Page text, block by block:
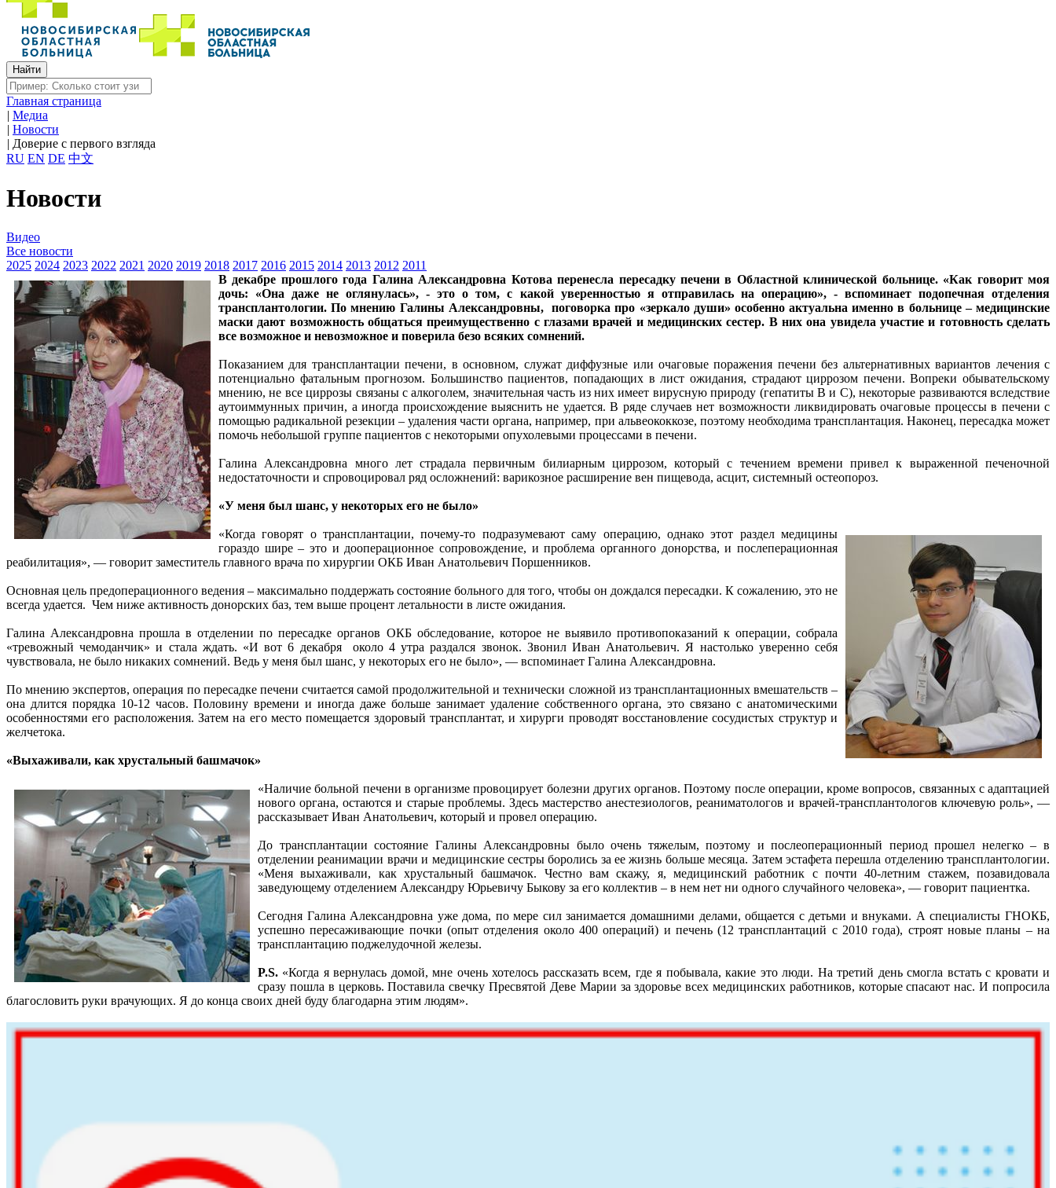
Главная страница
| Медиа
| Новости
| Доверие с первого взгляда
RU EN DE 中文
Новости
Видео
Все новости
2025 2024 2023 2022 2021 2020 2019 2018 2017 2016 2015 2014 2013 2012 2011
В декабре прошлого года Галина Александровна Котова перенесла пересадку печени в Областной клинической больнице. «Как говорит моя
дочь: «Она даже не оглянулась», - это о том, с какой уверенностью я отправилась на операцию», - вспоминает подопечная отделения
трансплантологии. По мнению Галины Александровны, поговорка про «зеркало души» особенно актуальна именно в больнице – медицинские
маски дают возможность общаться преимущественно с глазами врачей и медицинских сестер. В них она увидела участие и готовность сделать
все возможное и невозможное и поверила безо всяких сомнений.
Показанием для трансплантации печени, в основном, служат диффузные или очаговые поражения печени без альтернативных вариантов лечения с
потенциально фатальным прогнозом. Большинство пациентов, попадающих в лист ожидания, страдают циррозом печени. Вопреки обывательскому
мнению, не все циррозы связаны с алкоголем, значительная часть из них имеет вирусную природу (гепатиты В и С), некоторые развиваются вследствие
аутоиммунных причин, а иногда происхождение выяснить не удается. В ряде случаев нет возможности ликвидировать очаговые процессы в печени с
помощью радикальной резекции – удаления части органа, например, при альвеококкозе, поэтому необходима трансплантация. Наконец, пересадка может
помочь небольшой группе пациентов с некоторыми опухолевыми процессами в печени.
Галина Александровна много лет страдала первичным билиарным циррозом, который с течением времени привел к выраженной печеночной
недостаточности и спровоцировал ряд осложнений: варикозное расширение вен пищевода, асцит, системный остеопороз.
«У меня был шанс, у некоторых его не было»
«Когда говорят о трансплантации,почему-то подразумевают саму операцию, однако этот раздел медицины
гораздо шире – это и дооперационное сопровождение, и проблема органного донорства, и послеперационная
реабилитация», — говорит заместитель главного врача по хирургии ОКБ Иван Анатольевич Поршенников.
Основная цель предоперационного ведения – максимально поддержать состояние больного для того, чтобы он дождался пересадки. К сожалению, это не
всегда удается. Чем ниже активность донорских баз, тем выше процент летальности в листе ожидания.
Галина Александровна прошла в отделении по пересадке органов ОКБ обследование, которое не выявило противопоказаний к операции, собрала
«тревожный чемоданчик» и стала ждать. «И вот 6 декабря около 4 утра раздался звонок. Звонил Иван Анатольевич. Я настолько уверенно себя
чувствовала, не было никаких сомнений. Ведь у меня был шанс, у некоторых его не было», — вспоминает Галина Александровна.
По мнению экспертов, операция по пересадке печени считается самой продолжительной и технически сложной из трансплантационных вмешательств –
она длится порядка 10-12 часов. Половину времени и иногда даже больше занимает удаление собственного органа, это связано с анатомическими
особенностями его расположения. Затем на его место помещается здоровый трансплантат, и хирурги проводят восстановление сосудистых структур и
желчетока.
«Выхаживали, как хрустальный башмачок»
«Наличиебольной печени в организме провоцирует болезни других органов. Поэтому после операции, кроме вопросов, связанных с адаптацией
нового органа, остаются и старые проблемы. Здесь мастерство анестезиологов, реаниматологов и врачей-трансплантологов ключевую роль», —
рассказывает Иван Анатольевич, который и провел операцию.
До трансплантации состояние Галины Александровны было очень тяжелым, поэтому и послеоперационный период прошел нелегко – в
отделении реанимации врачи и медицинские сестры боролись за ее жизнь больше месяца. Затем эстафета перешла отделению трансплантологии.
«Меня выхаживали, как хрустальный башмачок. Честно вам скажу, я, медицинский работник с почти 40-летним стажем, позавидовала
заведующему отделением Александру Юрьевичу Быкову за его коллектив – в нем нет ни одного случайного человека», — говорит пациентка.
Сегодня Галина Александровна уже дома, по мере сил занимается домашними делами, общается с детьми и внуками. А специалисты ГНОКБ,
успешно пересаживающие почки (опыт отделения около 400 операций) и печень (12 трансплантаций с 2010 года), строят новые планы – на
трансплантацию поджелудочной железы.
P.S. «Когда я вернулась домой, мне очень хотелось рассказать всем, где я побывала, какие это люди. На третий день смогла встать с кровати и
сразу пошла в церковь. Поставила свечку Пресвятой Деве Марии за здоровье всех медицинских работников, которые спасают нас. И попросила
благословить руки врачующих. Я до конца своих дней буду благодарна этим людям».